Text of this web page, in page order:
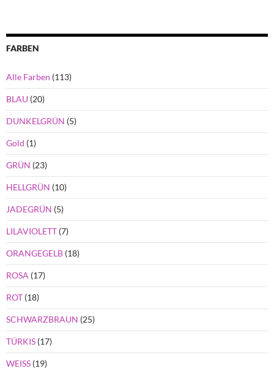
FARBEN
Alle Farben (113)
BLAU (20)
DUNKELGRÜN (5)
Gold (1)
GRÜN (23)
HELLGRÜN (10)
JADEGRÜN (5)
LILAVIOLETT (7)
ORANGEGELB (18)
ROSA (17)
ROT (18)
SCHWARZBRAUN (25)
TÜRKIS (17)
WEISS (19)